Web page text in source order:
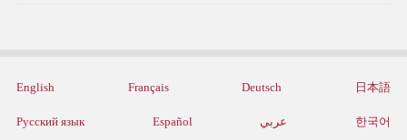
English Français Deutsch 日本語
Русский язык Español عربي 한국어